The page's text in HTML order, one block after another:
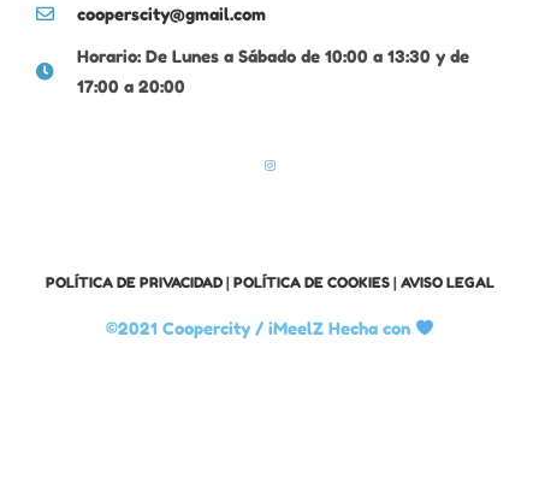
cooperscity@gmail.com
Horario: De Lunes a Sábado de 10:00 a 13:30 y de
17:00 a 20:00
POLÍTICA DE PRIVACIDAD| POLÍTICA DE COOKIES| AVISO LEGAL
©2021 Coopercity /iMeelZ Hecha con